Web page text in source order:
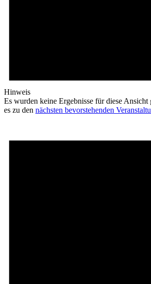
Hinweis
Es wurden keine Ergebnisse für diese
es zu den nächsten bevorstehenden